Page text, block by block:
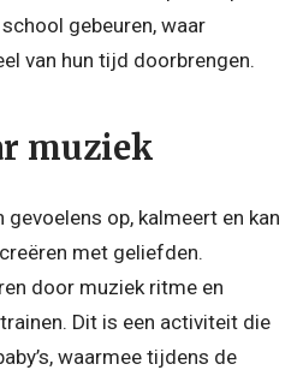
gebeuren, waar
van hun tijd doorbrengen.
muziek
op, kalmeert en kan
met geliefden.
door muziek ritme en
Dit is een activiteit die
waarmee tijdens de